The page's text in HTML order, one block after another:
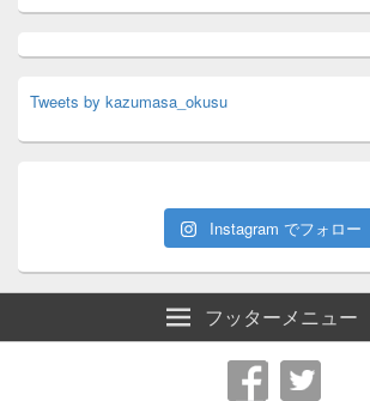
Tweets by kazumasa_okusu
Instagram でフォロー
フッターメニュー